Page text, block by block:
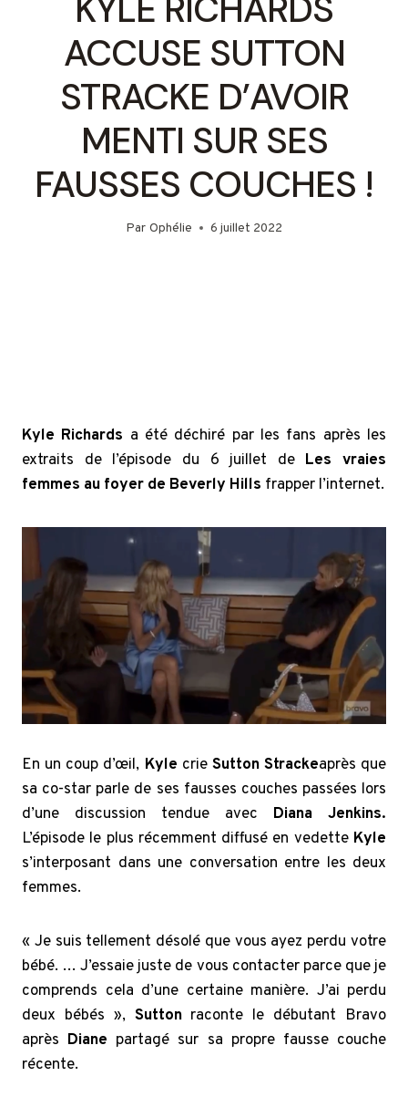
ACCUSE SUTTON
STRACKE D’AVOIR
MENTI SUR SES
FAUSSES COUCHES !
Par Ophélie 6 juillet 2022
Kyle Richards a été déchiré par les fans après les
extraits de l’épisode du 6 juillet de Les vraies
femmes au foyer de Beverly Hills frapper l’internet.
En un coup d’œil, Kyle crie Sutton Strackeaprès que
sa co-star parle de ses fausses couches passées lors
d’une discussion tendue avec Diana Jenkins.
L’épisode le plus récemment diffusé en vedetteKyle
s’interposant dans une conversation entre les deux
femmes.
« Je suis tellement désolé que vous ayez perdu votre
bébé. … J’essaie juste de vous contacter parce que je
comprends cela d’une certaine manière. J’ai perdu
deux bébés », Suttonraconte le débutant Bravo
après Diane partagé sur sa propre fausse couche
récente.